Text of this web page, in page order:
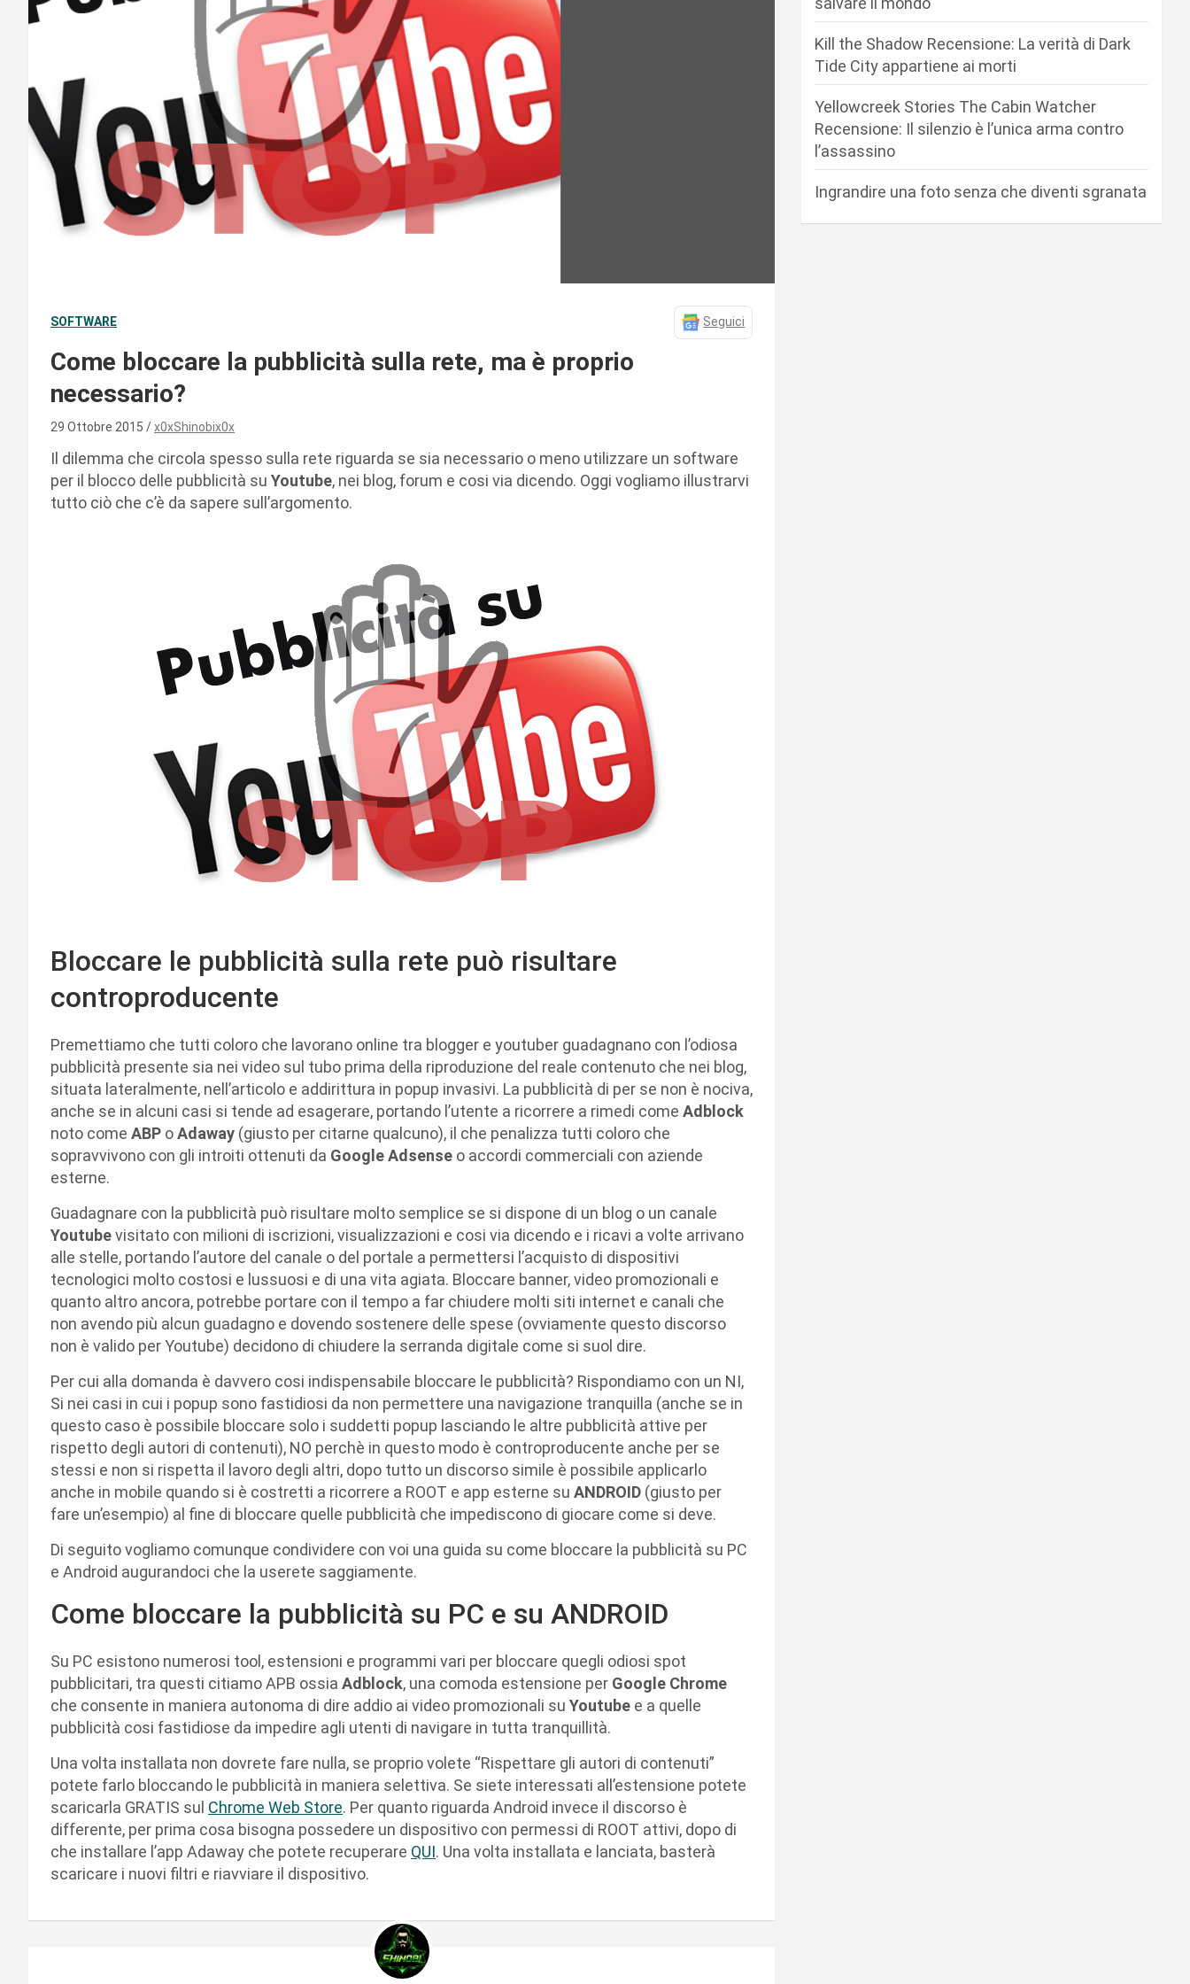
SOFTWARE Seguici
Come bloccare la pubblicità sulla rete, ma è proprio
necessario?
29 Ottobre 2015 x0xShinobix0x
Il dilemma che circola spesso sulla rete riguarda se sia necessario o meno utilizzare un software
per il blocco delle pubblicità su Youtube, nei blog, forum e cosi via dicendo. Oggi vogliamo illustrarvi
tutto ciò che c’è da sapere sull’argomento.
Bloccare le pubblicità sulla rete può risultare
controproducente
Premettiamo che tutti coloro che lavorano online tra blogger e youtuber guadagnano con l’odiosa
pubblicità presente sia nei video sul tubo prima della riproduzione del reale contenuto che nei blog,
situata lateralmente, nell’articolo e addirittura in popup invasivi. La pubblicità di per se non è nociva,
anche se in alcuni casi si tende ad esagerare, portando l’utente a ricorrere a rimedi come Adblock
noto come ABP oAdaway (giusto per citarne qualcuno), il che penalizza tutti coloro che
sopravvivono con gli introiti ottenuti da Google Adsense o accordi commerciali con aziende
esterne.
Guadagnare con la pubblicità può risultare molto semplice se si dispone di un blog o un canale
Youtubevisitato con milioni di iscrizioni, visualizzazioni e cosi via dicendo e i ricavi a volte arrivano
alle stelle, portando l’autore del canale o del portale a permettersi l’acquisto di dispositivi
tecnologici molto costosi e lussuosi e di una vita agiata. Bloccare banner, video promozionali e
quanto altro ancora, potrebbe portare con il tempo a far chiudere molti siti internet e canali che
non avendo più alcun guadagno e dovendo sostenere delle spese (ovviamente questo discorso
non è valido per Youtube) decidono di chiudere la serranda digitale come si suol dire.
Per cui alla domanda è davvero cosi indispensabile bloccare le pubblicità? Rispondiamo con un NI,
Si nei casi in cui i popup sono fastidiosi da non permettere una navigazione tranquilla (anche se in
questo caso è possibile bloccare solo i suddetti popup lasciando le altre pubblicità attive per
rispetto degli autori di contenuti), NO perchè in questo modo è controproducente anche per se
stessi e non si rispetta il lavoro degli altri, dopo tutto un discorso simile è possibile applicarlo
anche in mobile quando si è costretti a ricorrere a ROOT e app esterne su ANDROID (giusto per
fare un’esempio) al fine di bloccare quelle pubblicità che impediscono di giocare come si deve.
Di seguito vogliamo comunque condividere con voi una guida su come bloccare la pubblicità su PC
e Android augurandoci che la userete saggiamente.
Come bloccare la pubblicità su PC e su ANDROID
Su PC esistono numerosi tool, estensioni e programmi vari per bloccare quegli odiosi spot
pubblicitari, tra questi citiamo APB ossia Adblock, una comoda estensione per Google Chrome
che consente in maniera autonoma di dire addio ai video promozionali su Youtube e a quelle
pubblicità cosi fastidiose da impedire agli utenti di navigare in tutta tranquillità.
Una volta installata non dovrete fare nulla, se proprio volete “Rispettare gli autori di contenuti”
potete farlo bloccando le pubblicità in maniera selettiva. Se siete interessati all’estensione potete
scaricarla GRATIS sul Chrome Web Store. Per quanto riguarda Android invece il discorso è
differente, per prima cosa bisogna possedere un dispositivo con permessi di ROOT attivi, dopo di
che installare l’app Adaway che potete recuperare QUI. Una volta installata e lanciata, basterà
scaricare i nuovi filtri e riavviare il dispositivo.
Kill the Shadow Recensione: La verità di Dark
Tide City appartiene ai morti
Yellowcreek Stories The Cabin Watcher
Recensione: Il silenzio è l’unica arma contro
l’assassino
Ingrandire una foto senza che diventi sgranata